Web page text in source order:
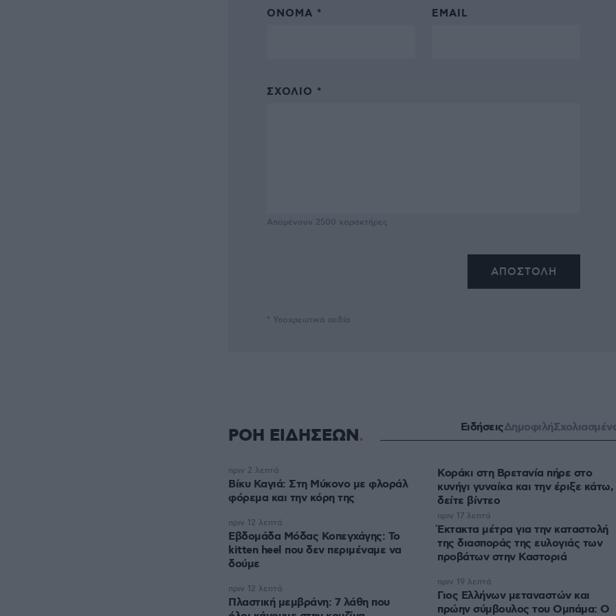
ΌΝΟΜΑ * EMAIL
ΣΧΌΛΙΟ *
Απομένουν 2500 χαρακτήρες
* Υποχρεωτικά πεδία
ΡΟΗ ΕΙΔΗΣΕΩΝ ΕιδήσειςΔημοφιλή
Βίκυ Καγιά: Στη Μύκονο με φλοράλ
φόρεμα και την κόρη της
πριν 2 λεπτά
Εβδομάδα Μόδας Κοπεγχάγης: Το
kitten heel που δεν περιμέναμε να
δούμε
πριν 12 λεπτά
Πλαστική μεμβράνη: 7 λάθη που
πριν 12 λεπτά
Κοράκι στη Βρετανία πήρε στο
κυνήγι γυναίκα και την έριξε κάτω,
δείτε βίντεο
Έκτακτα μέτρα για την καταστολή
της διασποράς της ευλογιάς των
προβάτων στην Καστοριά
πριν 17 λεπτά
Γιος Ελλήνων μεταναστών και
πρώην σύμβουλος του Ομπάμα: Ο
πριν 19 λεπτά